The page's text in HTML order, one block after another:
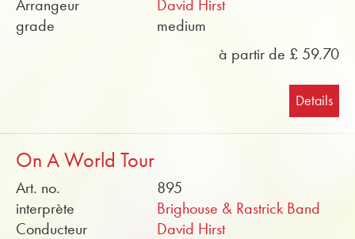
Arrangeur
David Hirst
grade
medium
à partir de £ 59.70
Details
On A World Tour
Art. no.
895
interprète
Brighouse & Rastrick Band
Conducteur
David Hirst